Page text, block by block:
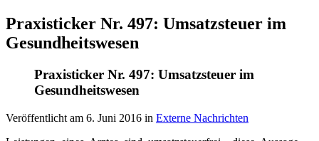
Praxisticker Nr. 497: Umsatzsteuer im
Gesundheitswesen
Praxisticker Nr. 497: Umsatzsteuer im
Gesundheitswesen
Veröffentlicht am 6. Juni 2016 in Externe Nachrichten